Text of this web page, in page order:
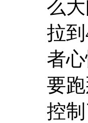
么
拉
者
要
控